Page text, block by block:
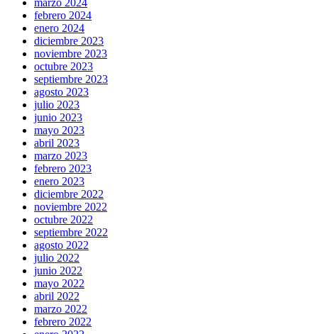
marzo 2024
febrero 2024
enero 2024
diciembre 2023
noviembre 2023
octubre 2023
septiembre 2023
agosto 2023
julio 2023
junio 2023
mayo 2023
abril 2023
marzo 2023
febrero 2023
enero 2023
diciembre 2022
noviembre 2022
octubre 2022
septiembre 2022
agosto 2022
julio 2022
junio 2022
mayo 2022
abril 2022
marzo 2022
febrero 2022